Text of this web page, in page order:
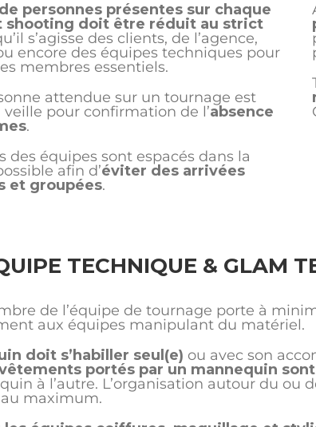
personnes présentes sur chaque
shooting doit être réduit au strict
s’agisse des clients, de l’agence,
encore des équipes techniques pour
membres essentiels.
attendue sur un tournage est
pour confirmation de l’absence
.
des équipes sont espacés dans la
afin d’éviter des arrivées
et groupées.
TECHNIQUE & GLAM
de l’équipe de tournage porte à
aux équipes manipulant du matériel.
doit s’habiller seul(e) ou avec son
portés par un mannequin
à l’autre. L’organisation autour du
maximum.